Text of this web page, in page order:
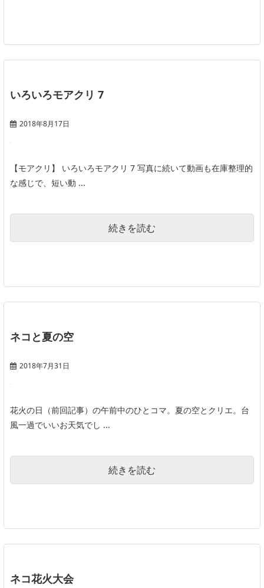
いろいろモアクリ 7
2018年8月17日
【モアクリ】 いろいろモアクリ 7 写真に続いて動画も在庫整理的
な感じで、短い動 ...
続きを読む
ネコと夏の空
2018年7月31日
花火の日（前回記事）の午前中のひとコマ。夏の空とクリエ。台
風一過でいいお天気でし ...
続きを読む
ネコ花火大会